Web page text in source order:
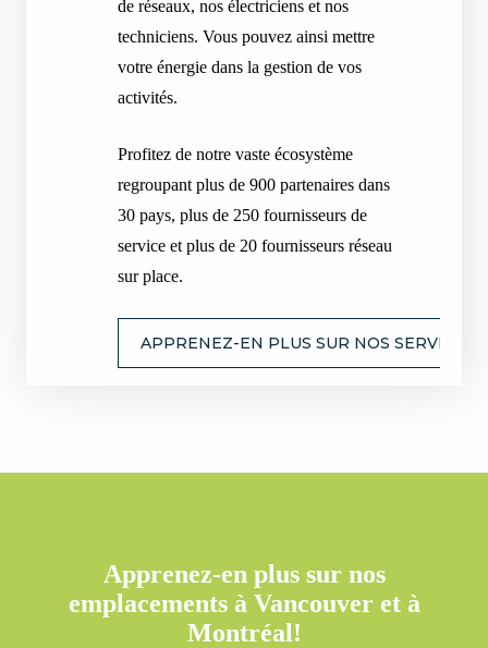
de réseaux, nos électriciens et nos
techniciens. Vous pouvez ainsi mettre
votre énergie dans la gestion de vos
activités.
Profitez de notre vaste écosystème
regroupant plus de 900 partenaires dans
30 pays, plus de 250 fournisseurs de
service et plus de 20 fournisseurs réseau
sur place.
APPRENEZ-EN PLUS SUR NOS SERVICES
Apprenez-en plus sur nos
emplacements à Vancouver et à
Montréal!